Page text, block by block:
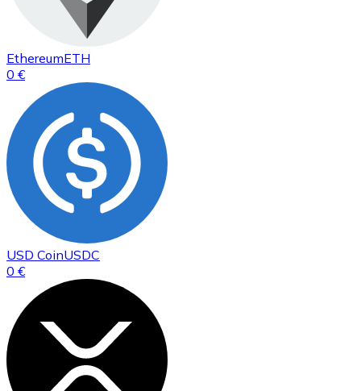
EthereumETH
0 €
USD CoinUSDC
0 €